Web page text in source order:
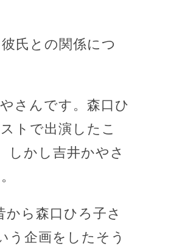
氏との関係につ
さんです。森口ひ
トで出演したこ
しかし吉井かやさ
ら森口ひろ子さ
う企画をしたそう